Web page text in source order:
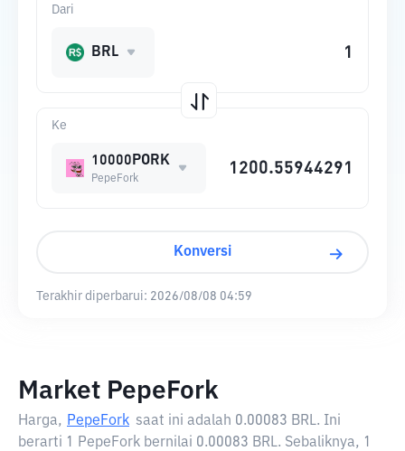
Ke
10000PORK
PepeFork
Dari
BRL
Konversi
Terakhir diperbarui: 2026/08/08 04:59
Market PepeFork
Harga, PepeFork saat ini adalah 0.00083 BRL. Ini
berarti 1 PepeFork bernilai 0.00083 BRL. Sebaliknya, 1